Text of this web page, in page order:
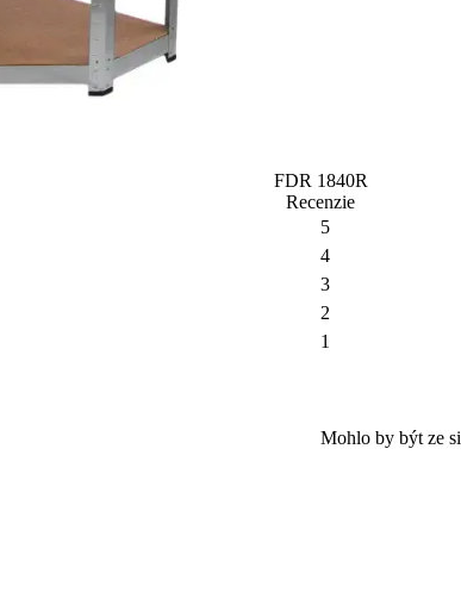
FDR 1840R
Recenzie
5
4
3
2
1
Mohlo by být ze